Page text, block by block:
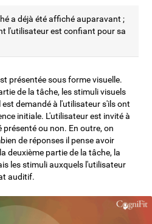
a déjà été affiché auparavant ;
l'utilisateur est confiant pour sa
présentée sous forme visuelle.
de la tâche, les stimuli visuels
demandé à l'utilisateur s'ils ont
initiale. L'utilisateur est invité à
ou non. En outre, on
de réponses il pense avoir
deuxième partie de la tâche, la
les stimuli auxquels l'utilisateur
auditif.